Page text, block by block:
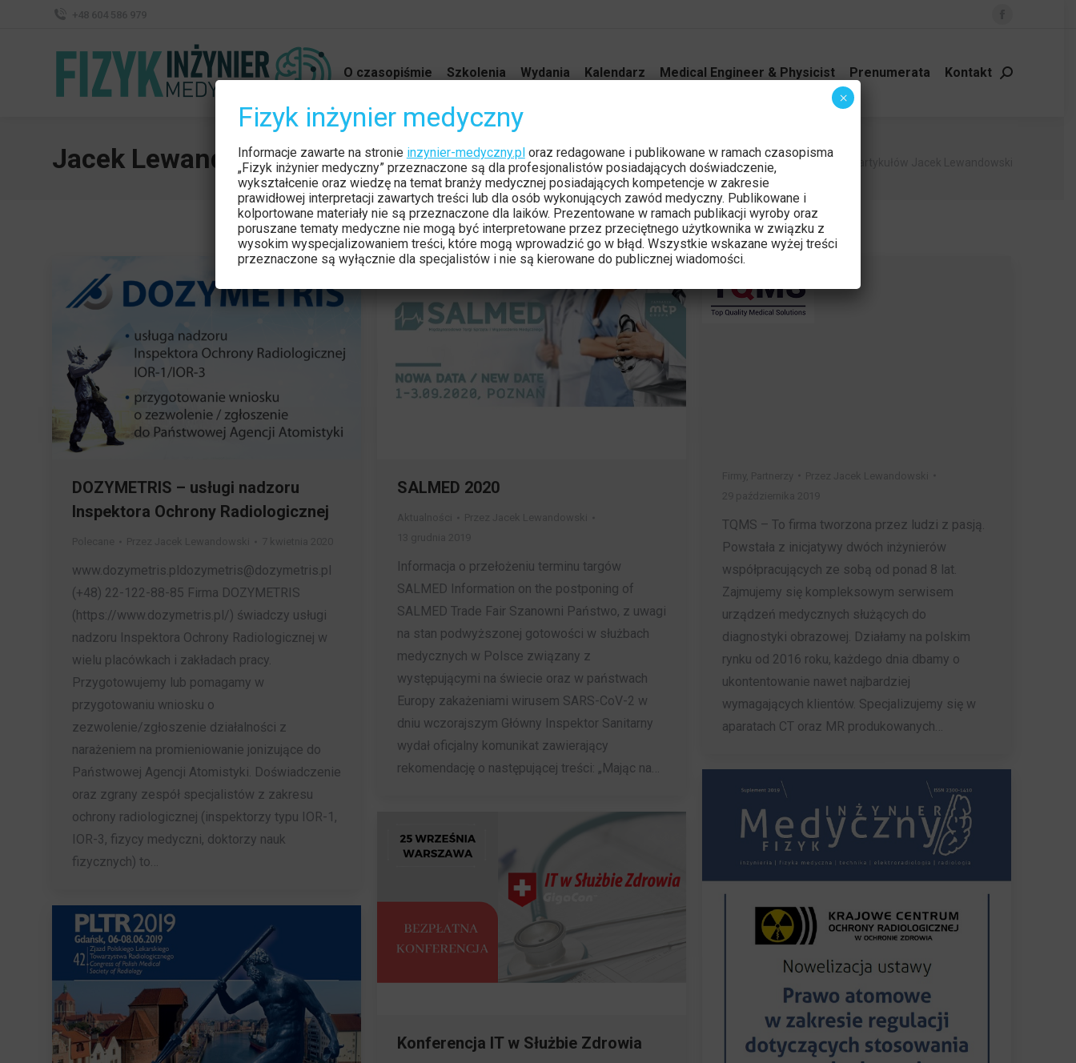
Facebook
opens
O czasopiśmie Szkolenia Wydania Kalendarz Medical Engineer & Physicist Prenumerata Kontakt Szukaj:
Jacek Lewandowski Jesteś tutaj:
Strona główna
DOZYMETRIS – usługi nadzoru
Inspektora Ochrony Radiologicznej
www.dozymetris.pldozymetris@dozymetris.pl
(+48) 22-122-88-85 Firma DOZYMETRIS
(https://www.dozymetris.pl/) świadczy usługi
nadzoru Inspektora Ochrony Radiologicznej w
wielu placówkach i zakładach pracy.
Przygotowujemy lub pomagamy w
przygotowaniu wniosku o
zezwolenie/zgłoszenie działalności z
narażeniem na promieniowanie jonizujące do
Państwowej Agencji Atomistyki. Doświadczenie
oraz zgrany zespół specjalistów z zakresu
ochrony radiologicznej (inspektorzy typu IOR-1,
IOR-3, fizycy medyczni, doktorzy nauk
fizycznych) to…
SALMED 2020
Informacja o przełożeniu terminu targów
SALMED Information on the postponing of
SALMED Trade Fair Szanowni Państwo, z uwagi
na stan podwyższonej gotowości w służbach
medycznych w Polsce związany z
występującymi na świecie oraz w państwach
Europy zakażeniami wirusem SARS-CoV-2 w
dniu wczorajszym Główny Inspektor Sanitarny
wydał oficjalny komunikat zawierający
rekomendację o następującej treści: „Mając na…
TQMS – To firma tworzona przez ludzi z pasją.
Powstała z inicjatywy dwóch inżynierów
współpracujących ze sobą od ponad 8 lat.
Zajmujemy się kompleksowym serwisem
urządzeń medycznych służących do
diagnostyki obrazowej. Działamy na polskim
rynku od 2016 roku, każdego dnia dbamy o
ukontentowanie nawet najbardziej
wymagających klientów. Specjalizujemy się w
aparatach CT oraz MR produkowanych…
Konferencja IT w Służbie Zdrowia
Fizyk inżynier medyczny
Informacje zawarte na stronie inzynier-medyczny.ploraz redagowane i publikowane w ramach czasopisma
„Fizyk inżynier medyczny” przeznaczone są dla profesjonalistów posiadających doświadczenie,
wykształcenie oraz wiedzę na temat branży medycznej posiadających kompetencje w zakresie
prawidłowej interpretacji zawartych treści lub dla osób wykonujących zawód medyczny. Publikowane i
kolportowane materiały nie są przeznaczone dla laików. Prezentowane w ramach publikacji wyroby oraz
poruszane tematy medyczne nie mogą być interpretowane przez przeciętnego użytkownika w związku z
wysokim wyspecjalizowaniem treści, które mogą wprowadzić go w błąd. Wszystkie wskazane wyżej treści
przeznaczone są wyłącznie dla specjalistów i nie są kierowane do publicznej wiadomości.
×